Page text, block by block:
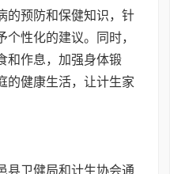
的预防和保健知识，针
性化的建议。同时，
和作息，加强身体锻
的健康生活，让计生家
县卫健局和计生协会通